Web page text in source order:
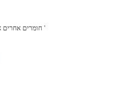
חומרים אחרים אפשרות: גרניט, גיר, טרוורין, בלוסטון, שיש וכו '